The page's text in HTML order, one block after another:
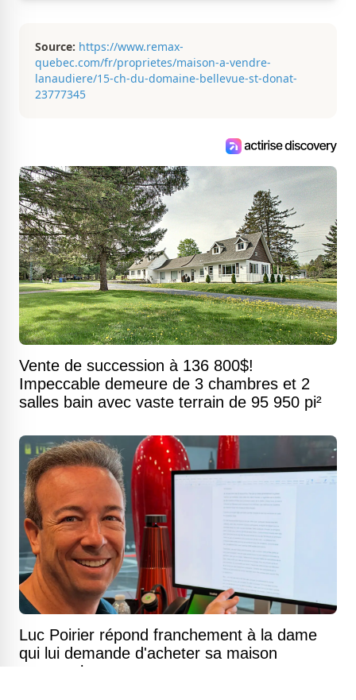
Source: https://www.remax-
quebec.com/fr/proprietes/maison-a-vendre-
lanaudiere/15-ch-du-domaine-bellevue-st-donat-
23777345
Vente de succession à 136 800$!
Impeccable demeure de 3 chambres et 2
salles bain avec vaste terrain de 95 950 pi²
Luc Poirier répond franchement à la dame
qui lui demande d'acheter sa maison
ancestrale